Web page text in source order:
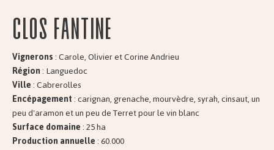
Clos FANTINE
Vignerons: Carole, Olivier et Corine Andrieu
Région: Languedoc
Ville: Cabrerolles
Encépagement: carignan, grenache, mourvèdre, syrah, cinsaut, un
peu d'aramon et un peu de Terret pour le vin blanc
Surface domaine: 25 ha
Production annuelle: 60.000